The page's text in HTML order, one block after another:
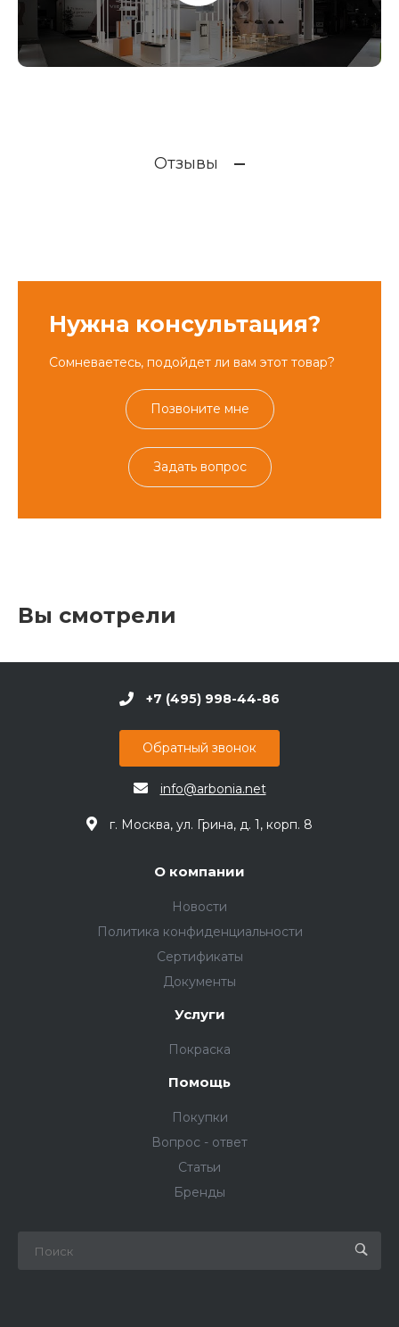
Отзывы
Нужна консультация?
Сомневаетесь, подойдет ли вам этот товар?
Позвоните мне
Задать вопрос
Вы смотрели
+7 (495) 998-44-86
Обратный звонок
info@arbonia.net
г. Москва, ул. Грина, д. 1, корп. 8
О компании
Новости
Политика конфиденциальности
Сертификаты
Документы
Услуги
Покраска
Помощь
Покупки
Вопрос - ответ
Статьи
Бренды